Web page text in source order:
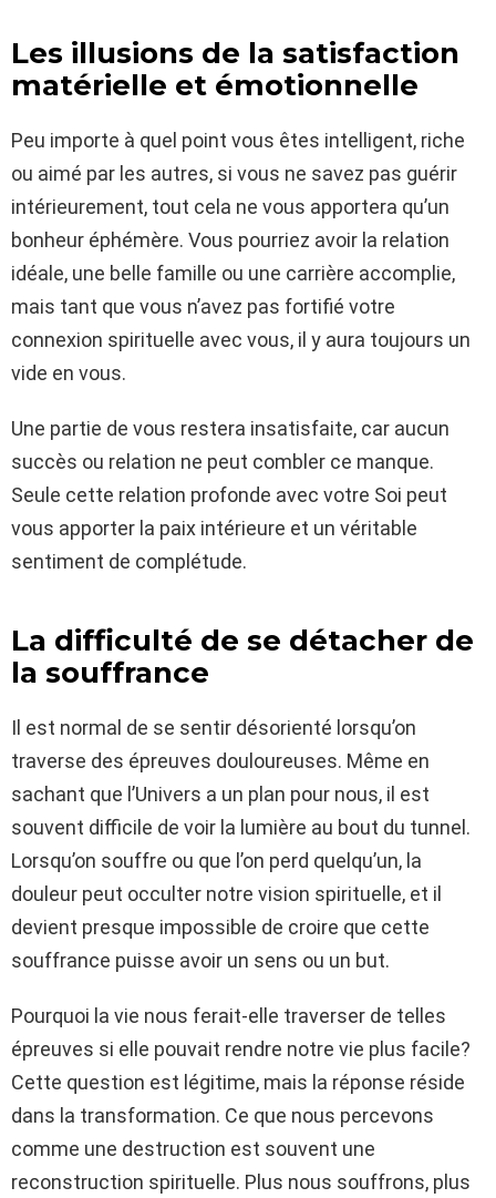
Les illusions de la satisfaction
matérielle et émotionnelle
Peu importe à quel point vous êtes intelligent, riche
ou aimé par les autres, si vous ne savez pas guérir
intérieurement, tout cela ne vous apportera qu’un
bonheur éphémère. Vous pourriez avoir la relation
idéale, une belle famille ou une carrière accomplie,
mais tant que vous n’avez pas fortifié votre
connexion spirituelle avec vous, il y aura toujours un
vide en vous.
Une partie de vous restera insatisfaite, car aucun
succès ou relation ne peut combler ce manque.
Seule cette relation profonde avec votre Soi peut
vous apporter la paix intérieure et un véritable
sentiment de complétude.
La difficulté de se détacher de
la souffrance
Il est normal de se sentir désorienté lorsqu’on
traverse des épreuves douloureuses. Même en
sachant que l’Univers a un plan pour nous, il est
souvent difficile de voir la lumière au bout du tunnel.
Lorsqu’on souffre ou que l’on perd quelqu’un, la
douleur peut occulter notre vision spirituelle, et il
devient presque impossible de croire que cette
souffrance puisse avoir un sens ou un but.
Pourquoi la vie nous ferait-elle traverser de telles
épreuves si elle pouvait rendre notre vie plus facile?
Cette question est légitime, mais la réponse réside
dans la transformation. Ce que nous percevons
comme une destruction est souvent une
reconstruction spirituelle. Plus nous souffrons, plus